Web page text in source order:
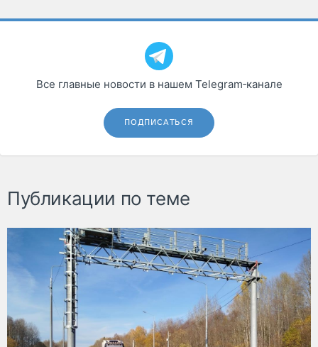
Все главные новости в нашем Telegram‑канале
ПОДПИСАТЬСЯ
Публикации по теме